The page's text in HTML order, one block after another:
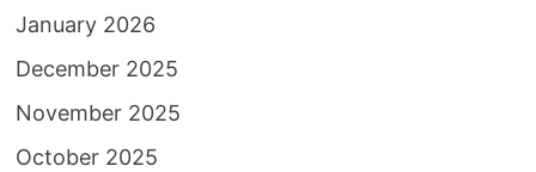
January 2026
December 2025
November 2025
October 2025